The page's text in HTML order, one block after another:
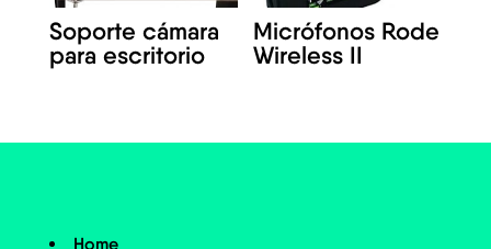
Soporte cámara
para escritorio
Micrófonos Rode
Wireless II
Home